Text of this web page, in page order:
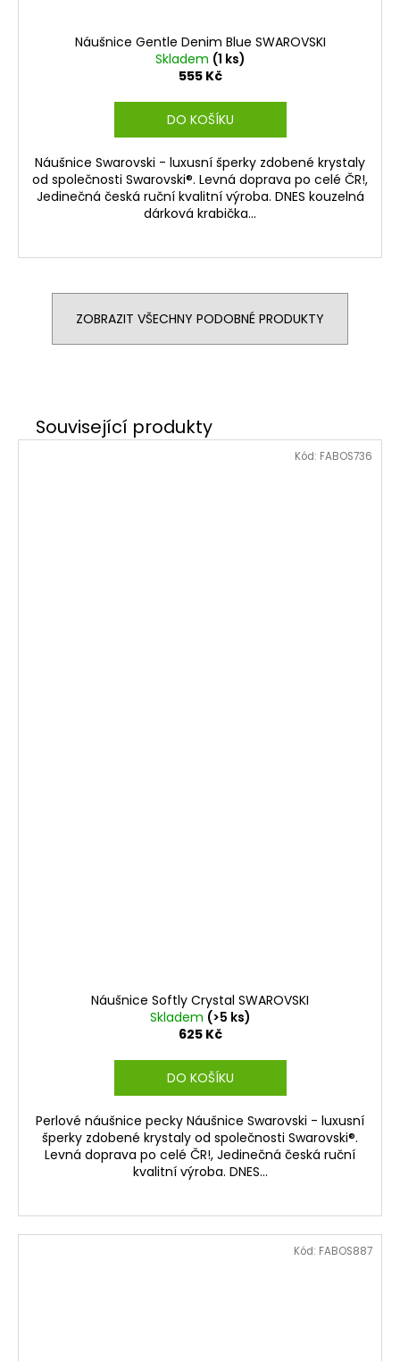
Náušnice Gentle Denim Blue SWAROVSKI
Skladem (1 ks)
555 Kč
DO KOŠÍKU
Náušnice Swarovski - luxusní šperky zdobené krystaly
od společnosti Swarovski®. Levná doprava po celé ČR!,
Jedinečná česká ruční kvalitní výroba. DNES kouzelná
dárková krabička...
ZOBRAZIT VŠECHNY PODOBNÉ PRODUKTY
Náušnice Softly Crystal SWAROVSKI
Skladem (>5 ks)
625 Kč
DO KOŠÍKU
Perlové náušnice pecky Náušnice Swarovski - luxusní
šperky zdobené krystaly od společnosti Swarovski®.
Levná doprava po celé ČR!, Jedinečná česká ruční
kvalitní výroba. DNES...
Kód: FABOS736
Kód: FABOS887